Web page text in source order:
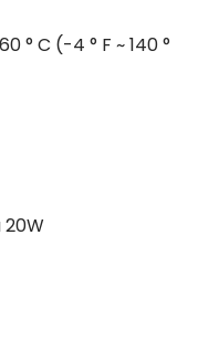
° C (-4 ° F ~ 140 °
20W